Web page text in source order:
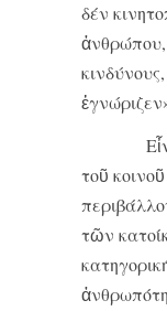
δέν
ἀνθρώπου,
Εἶναι
τοῦ
τῶν